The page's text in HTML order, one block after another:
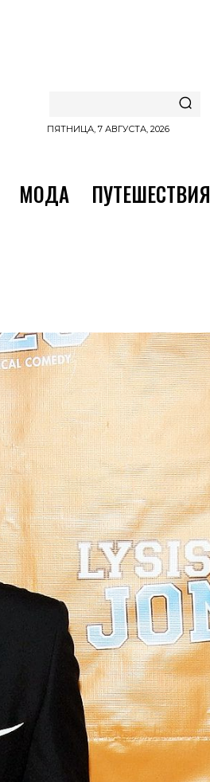
ПЯТНИЦА, 7 АВГУСТА, 2026
МОДА ПУТЕШЕСТВИЯ